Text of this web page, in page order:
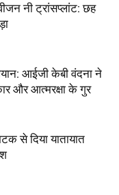
नी ट्रांसप्लांट: छह
आईजी केबी वंदना ने
और आत्मरक्षा के गुर
से दिया यातायात